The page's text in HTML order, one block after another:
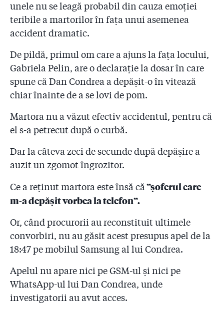
unele nu se leagă probabil din cauza emoției
teribile a martorilor în fața unui asemenea
accident dramatic.
De pildă, primul om care a ajuns la fața locului,
Gabriela Pelin, are o declarație la dosar în care
spune că Dan Condrea a depășit-o în vitează
chiar înainte de a se lovi de pom.
Martora nu a văzut efectiv accidentul, pentru că
el s-a petrecut după o curbă.
Dar la câteva zeci de secunde după depășire a
auzit un zgomot îngrozitor.
Ce a reținut martora este însă că ”șoferul care
m-a depășit vorbea la telefon”.
Or, când procurorii au reconstituit ultimele
convorbiri, nu au găsit acest presupus apel de la
18:47 pe mobilul Samsung al lui Condrea.
Apelul nu apare nici pe GSM-ul și nici pe
WhatsApp-ul lui Dan Condrea, unde
investigatorii au avut acces.